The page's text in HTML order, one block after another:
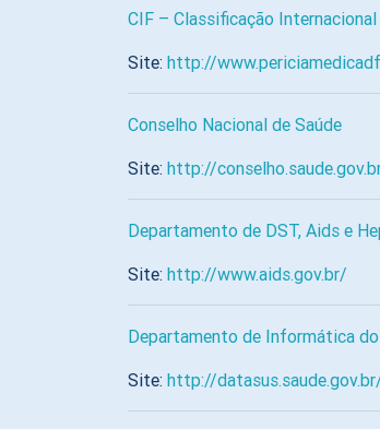
CIF – Classificação
Site: http://
Conselho Nacional de Saúde
Site: http://
Departamento de DST, Aids e
Site: http://www.aids.gov.br/
Departamento de Informática
Site: http://